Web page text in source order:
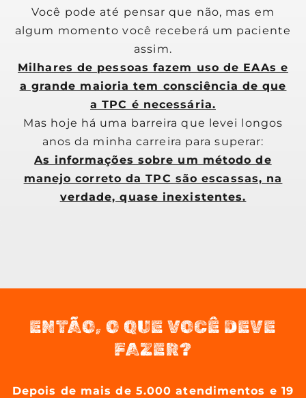
Você pode até pensar que não, mas em
algum momento você receberá um paciente
assim.
Milhares de pessoas fazem uso de EAAs e
a grande maioria tem consciência de que
a TPC é necessária.
Mas hoje há uma barreira que levei longos
anos da minha carreira para superar:
As informações sobre um método de
manejo correto da TPC são escassas, na
verdade, quase inexistentes.
ENTÃO, O QUE VOCÊ DEVE
FAZER?
Depois de mais de 5.000 atendimentos e 19